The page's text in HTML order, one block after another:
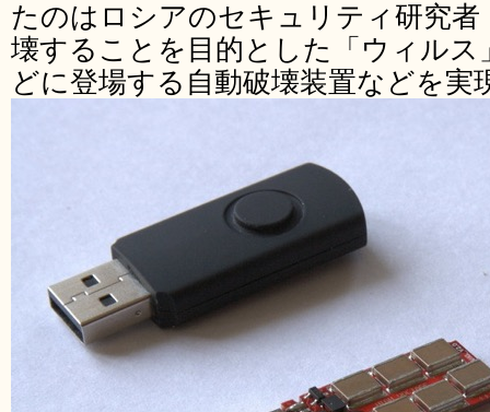
たのはロシアのセキュリティ研究者
壊することを目的とした「ウィル
どに登場する自動破壊装置などを実